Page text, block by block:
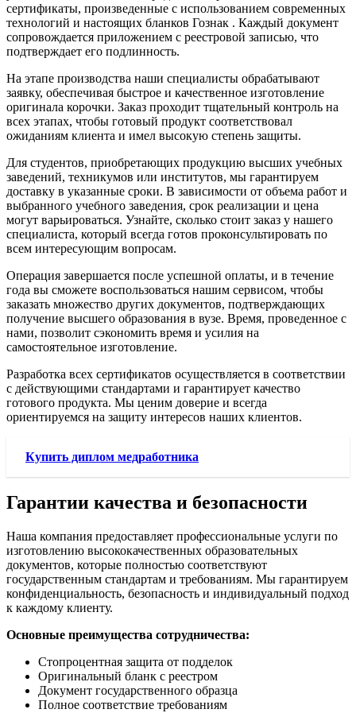
сертификаты, произведенные с использованием современных
технологий и настоящих бланков Гознак . Каждый документ
сопровождается приложением с реестровой записью, что
подтверждает его подлинность.
На этапе производства наши специалисты обрабатывают
заявку, обеспечивая быстрое и качественное изготовление
оригинала корочки. Заказ проходит тщательный контроль на
всех этапах, чтобы готовый продукт соответствовал
ожиданиям клиента и имел высокую степень защиты.
Для студентов, приобретающих продукцию высших учебных
заведений, техникумов или институтов, мы гарантируем
доставку в указанные сроки. В зависимости от объема работ и
выбранного учебного заведения, срок реализации и цена
могут варьироваться. Узнайте, сколько стоит заказ у нашего
специалиста, который всегда готов проконсультировать по
всем интересующим вопросам.
Операция завершается после успешной оплаты, и в течение
года вы сможете воспользоваться нашим сервисом, чтобы
заказать множество других документов, подтверждающих
получение высшего образования в вузе. Время, проведенное с
нами, позволит сэкономить время и усилия на
самостоятельное изготовление.
Разработка всех сертификатов осуществляется в соответствии
с действующими стандартами и гарантирует качество
готового продукта. Мы ценим доверие и всегда
ориентируемся на защиту интересов наших клиентов.
Купить диплом медработника
Гарантии качества и безопасности
Наша компания предоставляет профессиональные услуги по
изготовлению высококачественных образовательных
документов, которые полностью соответствуют
государственным стандартам и требованиям. Мы гарантируем
конфиденциальность, безопасность и индивидуальный подход
к каждому клиенту.
Основные преимущества сотрудничества:
Стопроцентная защита от подделок
Оригинальный бланк с реестром
Документ государственного образца
Полное соответствие требованиям